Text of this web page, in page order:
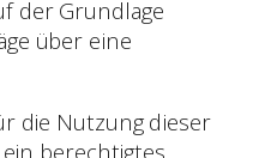
der Grundlage
über eine
die Nutzung dieser
berechtigtes